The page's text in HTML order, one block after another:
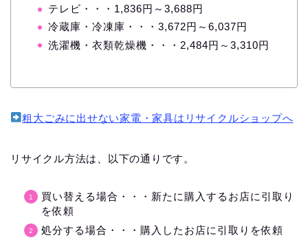
テレビ・・・1,836円～3,688円
冷蔵庫・冷凍庫・・・3,672円～6,037円
洗濯機・衣類乾燥機・・・2,484円～3,310円
粗大ごみに出せない家電・家具はリサイクルショップへ
リサイクル方法は、以下の通りです。
買い替える場合・・・新たに購入するお店に引取り
を依頼
処分する場合・・・購入したお店に引取りを依頼